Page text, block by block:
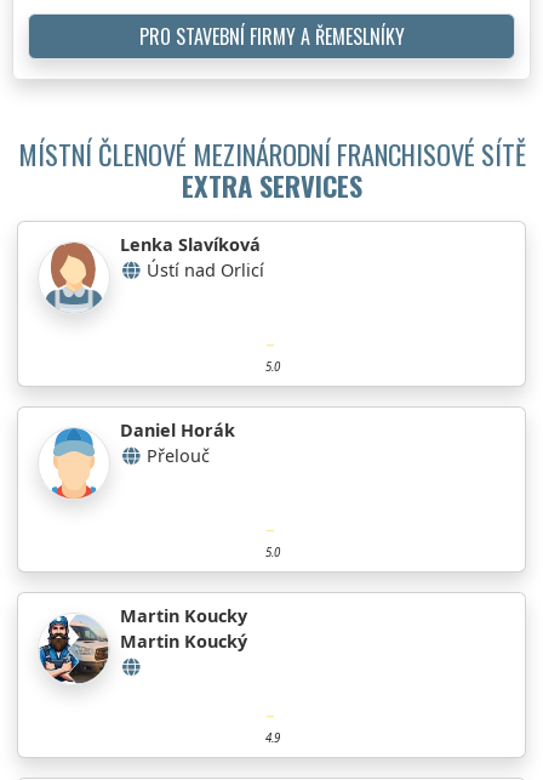
PRO STAVEBNÍ FIRMY A ŘEMESLNÍKY
MÍSTNÍ ČLENOVÉ MEZINÁRODNÍ FRANCHISOVÉ SÍTĚ
EXTRA SERVICES
Lenka Slavíková
Ústí nad Orlicí
5.0
Daniel Horák
Přelouč
5.0
Martin Koucky
Martin Koucký
4.9